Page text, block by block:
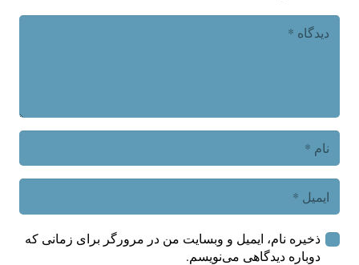
ذخیره نام، ایمیل و وبسایت من در مرورگر برای زمانی که
دوباره دیدگاهی می‌نویسم.